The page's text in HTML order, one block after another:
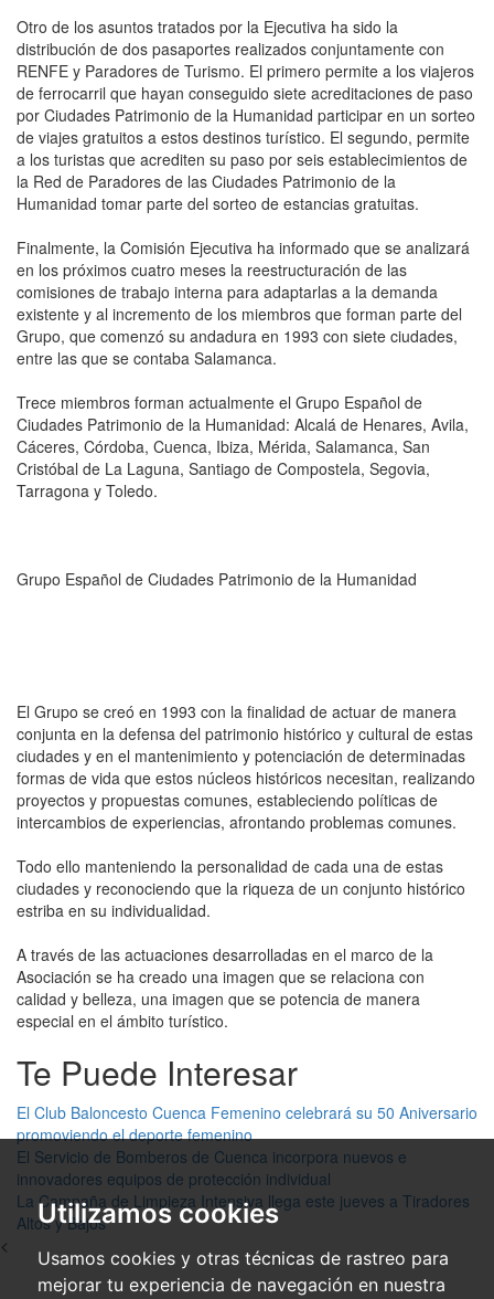
Utilizamos cookies
Usamos cookies y otras técnicas de rastreo para
mejorar tu experiencia de navegación en nuestra
Otro de los asuntos tratados por la Ejecutiva ha sido la
distribución de dos pasaportes realizados conjuntamente con
RENFE y Paradores de Turismo. El primero permite a los viajeros
de ferrocarril que hayan conseguido siete acreditaciones de paso
por Ciudades Patrimonio de la Humanidad participar en un sorteo
de viajes gratuitos a estos destinos turístico. El segundo, permite
a los turistas que acrediten su paso por seis establecimientos de
la Red de Paradores de las Ciudades Patrimonio de la
Humanidad tomar parte del sorteo de estancias gratuitas.
Finalmente, la Comisión Ejecutiva ha informado que se analizará
en los próximos cuatro meses la reestructuración de las
comisiones de trabajo interna para adaptarlas a la demanda
existente y al incremento de los miembros que forman parte del
Grupo, que comenzó su andadura en 1993 con siete ciudades,
entre las que se contaba Salamanca.
Trece miembros forman actualmente el Grupo Español de
Ciudades Patrimonio de la Humanidad: Alcalá de Henares, Avila,
Cáceres, Córdoba, Cuenca, Ibiza, Mérida, Salamanca, San
Cristóbal de La Laguna, Santiago de Compostela, Segovia,
Tarragona y Toledo.
Grupo Español de Ciudades Patrimonio de la Humanidad
El Grupo se creó en 1993 con la finalidad de actuar de manera
conjunta en la defensa del patrimonio histórico y cultural de estas
ciudades y en el mantenimiento y potenciación de determinadas
formas de vida que estos núcleos históricos necesitan, realizando
proyectos y propuestas comunes, estableciendo políticas de
intercambios de experiencias, afrontando problemas comunes.
Todo ello manteniendo la personalidad de cada una de estas
ciudades y reconociendo que la riqueza de un conjunto histórico
estriba en su individualidad.
A través de las actuaciones desarrolladas en el marco de la
Asociación se ha creado una imagen que se relaciona con
calidad y belleza, una imagen que se potencia de manera
especial en el ámbito turístico.
Te Puede Interesar
El Club Baloncesto Cuenca Femenino celebrará su 50 Aniversario
promoviendo el deporte femenino
El Servicio de Bomberos de Cuenca incorpora nuevos e
innovadores equipos de protección individual
La Campaña de Limpieza Intensiva llega este jueves a Tiradores
Altos y Bajos
<